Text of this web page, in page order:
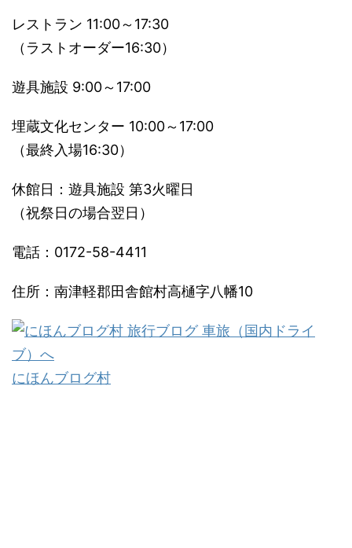
レストラン 11:00～17:30
（ラストオーダー16:30）
遊具施設 9:00～17:00
埋蔵文化センター 10:00～17:00
（最終入場16:30）
休館日：遊具施設 第3火曜日
（祝祭日の場合翌日）
電話：0172-58-4411
住所：南津軽郡田舎館村高樋字八幡10
にほんブログ村